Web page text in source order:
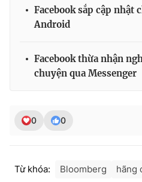
VTV4
VTV9
THỜI BÁO VTV
Facebook sắp cập nhật
Android
Facebook thừa nhận
chuyện qua Messenger
0 0
Từ khóa: Bloomberg hãng